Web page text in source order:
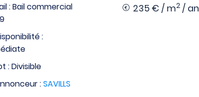
: Bail commercial
:
: Divisible
:SAVILLS
235 € / m2/ an